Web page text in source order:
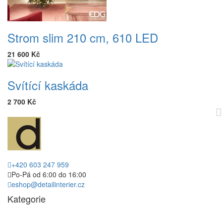
Strom slim 210 cm, 610 LED
21 600 Kč
Svítící kaskáda
2 700 Kč
+420 603 247 959
Po-Pá od 6:00 do 16:00
eshop@detailinterier.cz
Kategorie